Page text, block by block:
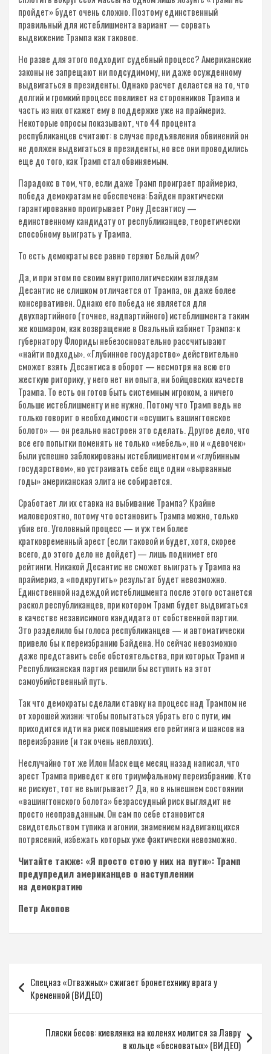
пройдет» будет очень сложно. Поэтому единственный
правильный для истеблишмента вариант — сорвать
выдвижение Трампа как таковое.
Но разве для этого подходит судебный процесс? Американские
законы не запрещают ни подсудимому, ни даже осужденному
выдвигаться в президенты. Однако расчет делается на то, что
долгий и громкий процесс повлияет на сторонников Трампа и
часть из них откажет ему в поддержке уже на праймериз.
Некоторые опросы показывают, что 44 процента
республиканцев считают: в случае предъявления обвинений он
не должен выдвигаться в президенты, но все они проводились
еще до того, как Трамп стал обвиняемым.
Парадокс в том, что, если даже Трамп проиграет праймериз,
победа демократам не обеспечена: Байден практически
гарантированно проигрывает Рону Десантису —
единственному кандидату от республиканцев, теоретически
способному выиграть у Трампа.
То есть демократы все равно теряют Белый дом?
Да, и при этом по своим внутриполитическим взглядам
Десантис не слишком отличается от Трампа, он даже более
консервативен. Однако его победа не является для
двухпартийного (точнее, надпартийного) истеблишмента таким
же кошмаром, как возвращение в Овальный кабинет Трампа: к
губернатору Флориды небезосновательно рассчитывают
«найти подходы». «Глубинное государство» действительно
сможет взять Десантиса в оборот — несмотря на всю его
жесткую риторику, у него нет ни опыта, ни бойцовских качеств
Трампа. То есть он готов быть системным игроком, а ничего
больше истеблишменту и не нужно. Потому что Трамп ведь не
только говорит о необходимости «осушить вашингтонское
болото» — он реально настроен это сделать. Другое дело, что
все его попытки поменять не только «мебель», но и «девочек»
были успешно заблокированы истеблишментом и «глубинным
государством», но устраивать себе еще одни «вырванные
годы» американская элита не собирается.
Сработает ли их ставка на выбивание Трампа? Крайне
маловероятно, потому что остановить Трампа можно, только
убив его. Уголовный процесс — и уж тем более
кратковременный арест (если таковой и будет, хотя, скорее
всего, до этого дело не дойдет) — лишь поднимет его
рейтинги. Никакой Десантис не сможет выиграть у Трампа на
праймериз, а «подкрутить» результат будет невозможно.
Единственной надеждой истеблишмента после этого останется
раскол республиканцев, при котором Трамп будет выдвигаться
в качестве независимого кандидата от собственной партии.
Это разделило бы голоса республиканцев — и автоматически
привело бы к переизбранию Байдена. Но сейчас невозможно
даже представить себе обстоятельства, при которых Трамп и
Республиканская партия решили бы вступить на этот
самоубийственный путь.
Так что демократы сделали ставку на процесс над Трампом не
от хорошей жизни: чтобы попытаться убрать его с пути, им
приходится идти на риск повышения его рейтинга и шансов на
переизбрание (и так очень неплохих).
Неслучайно тот же Илон Маск еще месяц назад написал, что
арест Трампа приведет к его триумфальному переизбранию. Кто
не рискует, тот не выигрывает? Да, но в нынешнем состоянии
«вашингтонского болота» безрассудный риск выглядит не
просто неоправданным. Он сам по себе становится
свидетельством тупика и агонии, знамением надвигающихся
потрясений, избежать которых уже фактически невозможно.
Читайте также: «Я просто стою у них на пути»: Трамп
предупредил американцев о наступлении
на демократию
Петр Акопов
по
записям
Спецназ «Отважных» сжигает бронетехнику врага у
Кременной (ВИДЕО)
Пляски бесов: киевлянка на коленях молится за Лавру
в кольце «бесноватых» (ВИДЕО)